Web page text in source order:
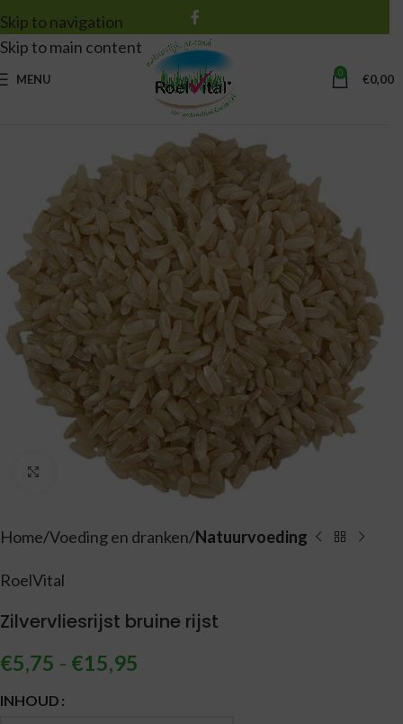
Skip to navigation
Skip to main content
MENU 0 €0,00
Vergroten
Home Voeding en dranken Natuurvoeding
RoelVital
Zilvervliesrijst bruine rijst
€5,75 - €15,95
INHOUD
Alternative: